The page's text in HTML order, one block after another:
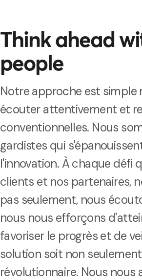
Think ahead
people
Notre approche est simple
écouter attentivement et
conventionnelles. Nous
gardistes qui
l'innovation. À chaque défi
clients et nos partenaires,
pas seulement,nous
nous nous efforçons
favoriser le progrès et de
solution soit non
révolutionnaire. Nous